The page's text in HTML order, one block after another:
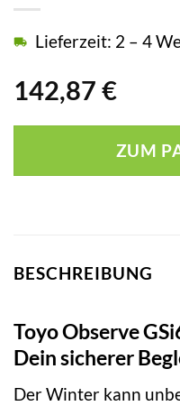
142,87 €
Lieferzeit: 2 – 4
ZUM
BESCHREIBUNG
Toyo Observe
Dein sicherer
Der Winter kann